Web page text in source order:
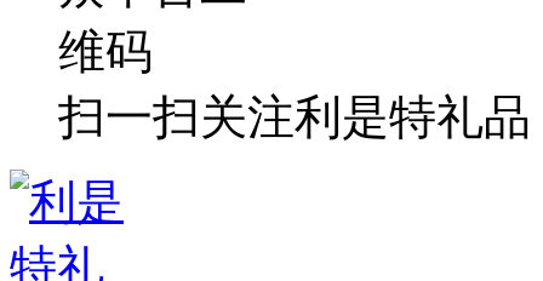
扫一扫关注利是特礼品